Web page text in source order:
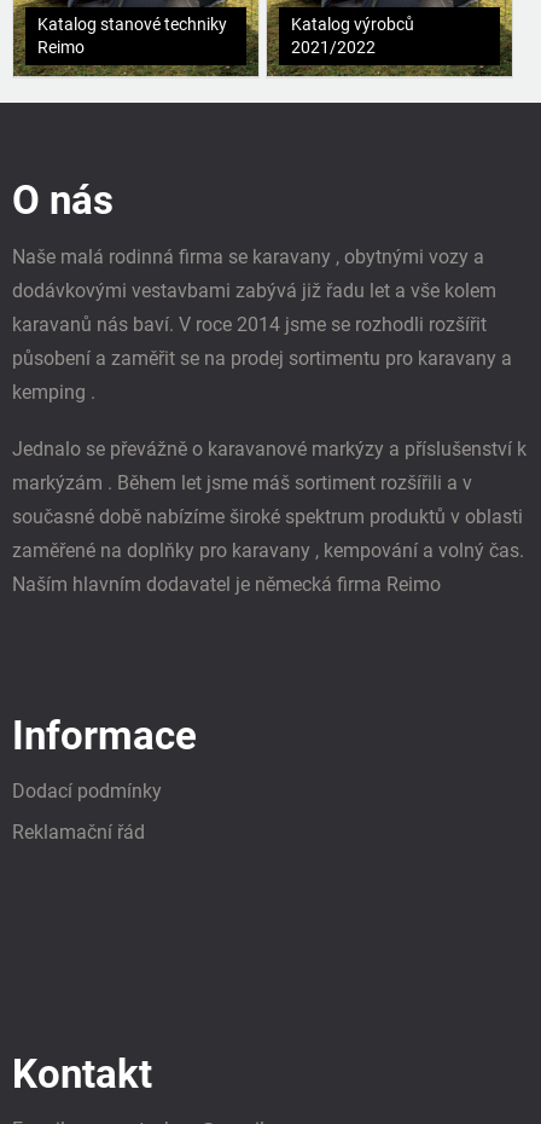
Katalog stanové techniky
Reimo
Katalog výrobců
2021/2022
O nás
Naše malá rodinná firma se karavany , obytnými vozy a
dodávkovými vestavbami zabývá již řadu let a vše kolem
karavanů nás baví. V roce 2014 jsme se rozhodli rozšířit
působení a zaměřit se na prodej sortimentu pro karavany a
kemping .
Jednalo se převážně o karavanové markýzy a příslušenství k
markýzám . Během let jsme máš sortiment rozšířili a v
současné době nabízíme široké spektrum produktů v oblasti
zaměřené na doplňky pro karavany , kempování a volný čas.
Naším hlavním dodavatel je německá firma Reimo
Informace
Dodací podmínky
Reklamační řád
Kontakt